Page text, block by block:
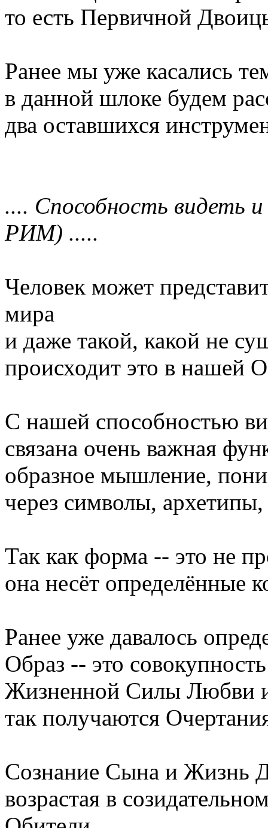
то есть Первичной
Ранее мы уже касались
в данной шлоке будем
два оставшихся
.... Способность видеть
РИМ) .....
Человек может
мира
и даже такой, какой не
происходит это в нашей
С нашей способностью
связана очень важная
образное мышление,
через символы,
Так как форма -- это не
она несёт определённые
Ранее уже давалось
Образ -- это
Жизненной Силы Любви
так получаются
Сознание Сына и Жизнь
возрастая в